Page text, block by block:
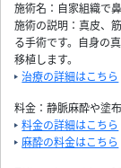
施術名：自家組織で
施術の説明：真皮、
る手術です。自身の
移植します。
治療の詳細はこちら
料金：静脈麻酔や塗
料金の詳細はこちら
麻酔の料金はこちら